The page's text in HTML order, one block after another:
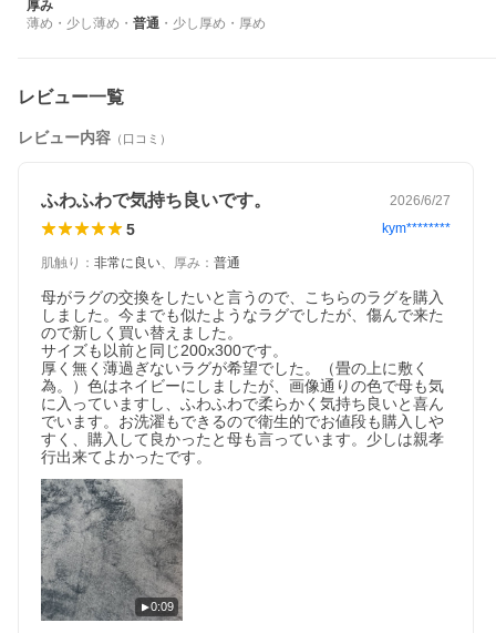
厚み
薄め ・ 少し薄め ・ 普通 ・ 少し厚め ・ 厚め
レビュー一覧
レビュー内容 （口コミ）
ふわふわで気持ち良いです。 2026/6/27
5 kym********
肌触り ： 非常に良い、 厚み ： 普通
母がラグの交換をしたいと言うので、こちらのラグを購入
しました。今までも似たようなラグでしたが、傷んで来た
ので新しく買い替えました。
サイズも以前と同じ200x300です。
厚く無く薄過ぎないラグが希望でした。（畳の上に敷く
為。）色はネイビーにしましたが、画像通りの色で母も気
に入っていますし、ふわふわで柔らかく気持ち良いと喜ん
でいます。お洗濯もできるので衛生的でお値段も購入しや
すく、購入して良かったと母も言っています。少しは親孝
行出来てよかったです。
0:09